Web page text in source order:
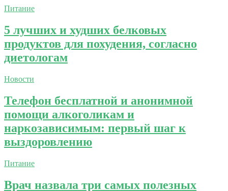
Питание
5 лучших и худших белковых
продуктов для похудения, согласно
диетологам
Новости
Телефон бесплатной и анонимной
помощи алкоголикам и
наркозависимым: первый шаг к
выздоровлению
Питание
Врач назвала три самых полезных